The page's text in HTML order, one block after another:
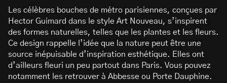
Les célèbres bouches de métro parisiennes, conçues par
Hector Guimard dans le style Art Nouveau, s’inspirent
des formes naturelles, telles que les plantes et les fleurs.
Ce design rappelle l’idée que la nature peut être une
source inépuisable d’inspiration esthétique. Elles ont
d’ailleurs fleuri un peu partout dans Paris. Vous pouvez
notamment les retrouver à Abbesse ou Porte Dauphine.